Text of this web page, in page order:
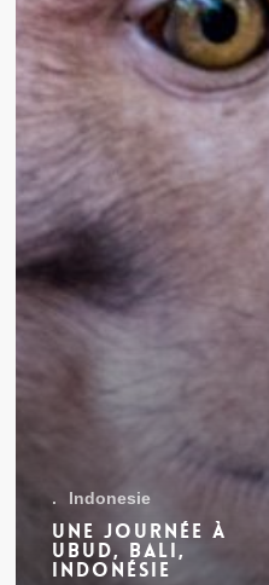
. Indonesie
Une journée à
Ubud, Bali,
Indonésie